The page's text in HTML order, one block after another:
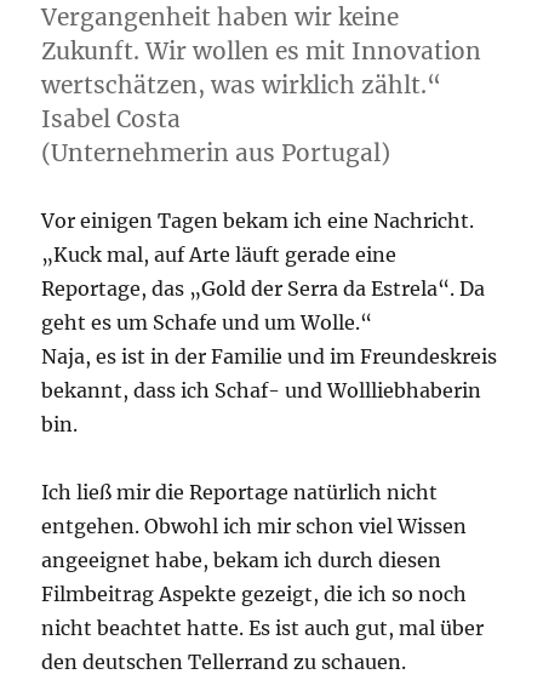
Vergangenheit haben wir keine
Zukunft. Wir wollen es mit Innovation
wertschätzen, was wirklich zählt.“
Isabel Costa
(Unternehmerin aus Portugal)
Vor einigen Tagen bekam ich eine Nachricht.
„Kuck mal, auf Arte läuft gerade eine
Reportage, das „Gold der Serra da Estrela“. Da
geht es um Schafe und um Wolle.“
Naja, es ist in der Familie und im Freundeskreis
bekannt, dass ich Schaf- und Wollliebhaberin
bin.
Ich ließ mir die Reportage natürlich nicht
entgehen. Obwohl ich mir schon viel Wissen
angeeignet habe, bekam ich durch diesen
Filmbeitrag Aspekte gezeigt, die ich so noch
nicht beachtet hatte. Es ist auch gut, mal über
den deutschen Tellerrand zu schauen.